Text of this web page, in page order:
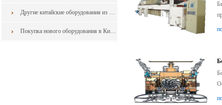
Другие китайские оборудования из Китая
Покупка нового оборудования в Китае: как свести к минимуму риски контракта